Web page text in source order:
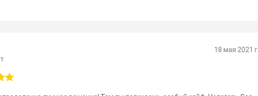
18 мая 2021 г.